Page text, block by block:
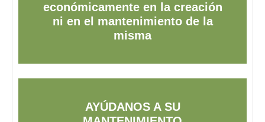
económicamente en la creación
ni en el mantenimiento de la
misma
AYÚDANOS A SU